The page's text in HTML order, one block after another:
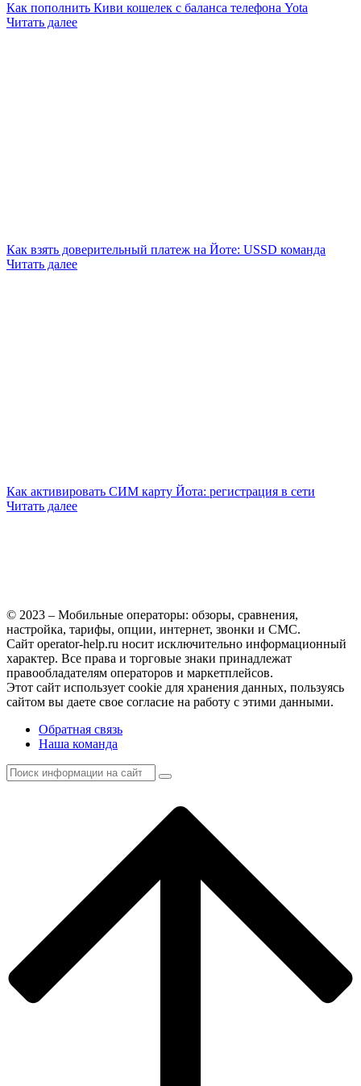
Как пополнить Киви кошелек с баланса телефона Yota
Читать далее
Как взять доверительный платеж на Йоте: USSD команда
Читать далее
Как активировать СИМ карту Йота: регистрация в сети
Читать далее
© 2023 – Мобильные операторы: обзоры, сравнения,
настройка, тарифы, опции, интернет, звонки и СМС.
Сайт operator-help.ru носит исключительно информационный
характер. Все права и торговые знаки принадлежат
правообладателям операторов и маркетплейсов.
Этот сайт использует cookie для хранения данных, пользуясь
сайтом вы даете свое согласие на работу с этими данными.
Обратная связь
Наша команда